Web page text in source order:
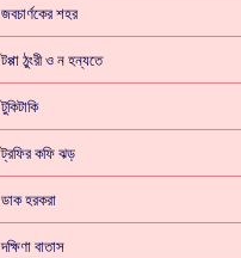
জবচার্ণকের শহর
টপ্পা ঠুংরী ও ন হন্যতে
টুকিটাকি
ট্রফির কফি ঝড়
ডাক হরকরা
দক্ষিণা বাতাস